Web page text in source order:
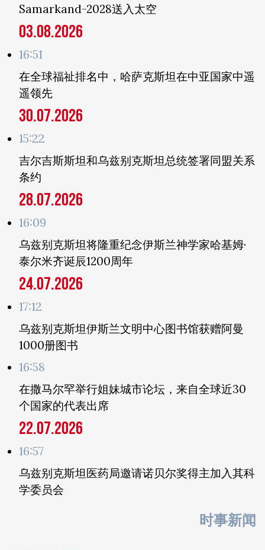
Samarkand-2028送入太空
03.08.2026
16:51
在全球福祉排名中，哈萨克斯坦在中亚国家中遥
遥领先
30.07.2026
15:22
吉尔吉斯斯坦和乌兹别克斯坦总统签署同盟关系
条约
28.07.2026
16:09
乌兹别克斯坦将隆重纪念伊斯兰神学家哈基姆·
泰尔米齐诞辰1200周年
24.07.2026
17:12
乌兹别克斯坦伊斯兰文明中心图书馆获赠阿曼
1000册图书
16:58
在撒马尔罕举行姐妹城市论坛，来自全球近30
个国家的代表出席
22.07.2026
16:57
乌兹别克斯坦医药局邀请诺贝尔奖得主加入其科
学委员会
时事新闻